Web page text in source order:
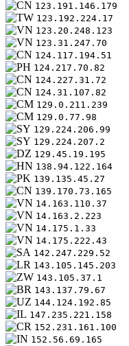
123.191.146.179
123.192.224.17
123.20.248.123
123.31.247.70
124.117.194.51
124.217.70.82
124.227.31.72
124.31.107.82
129.0.211.239
129.0.77.98
129.224.206.99
129.224.207.2
129.45.19.195
138.94.122.164
139.135.45.27
139.170.73.165
14.163.110.37
14.163.2.223
14.175.1.33
14.175.222.43
142.247.229.52
143.105.145.203
143.105.37.1
143.137.79.67
144.124.192.85
147.235.221.158
152.231.161.100
152.56.69.165